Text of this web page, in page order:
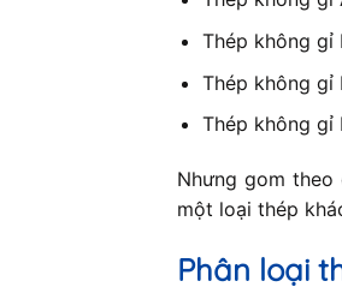
Thép không gỉ
Thép không gỉ
Thép không gỉ
Nhưng gom
một loại thép
Phân loại